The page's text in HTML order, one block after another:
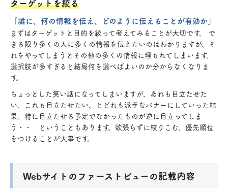
ターゲットを絞る
「誰に、何の情報を伝え、どのように伝えることが有効か」
まずはターゲットと目的を絞って考えてみることが大切です。 で
きる限り多くの人に多くの情報を伝えたいのはわかりますが、そ
れをやってしまうとその他の多くの情報に埋もれてしまいます。
選択肢が多すぎると結局何を選べばよいのか分からなくなりま
す。
ちょっとした笑い話になってしまいますが、あれも目立たせた
い、これも目立たせたい、とどれも派手なバナーにしていった結
果、特に目立たせる予定でなかったものが逆に目立ってしま
う・・ ということもあります。欲張らずに絞りこむ、優先順位
をつけることが大事です。
Webサイトのファーストビューの記載内容